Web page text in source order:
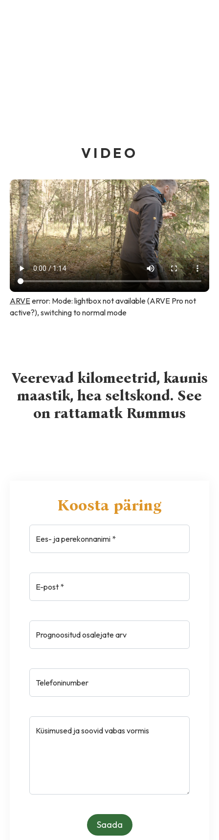
VIDEO
ARVEerror: Mode: lightbox not available (ARVE Pro not
active?), switching to normal mode
Veerevad kilomeetrid, kaunis
maastik, hea seltskond. See
on rattamatk Rummus
Koosta päring
Ees- ja perekonnanimi *
E-post *
Prognoositud osalejate arv
Telefoninumber
Küsimused ja soovid vabas vormis
Saada